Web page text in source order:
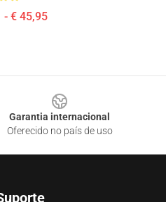
- € 45,95
Garantia internacional
Oferecido no país de uso